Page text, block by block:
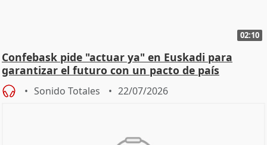
02:10
Confebask pide "actuar ya" en Euskadi para
garantizar el futuro con un pacto de país
Sonido Totales 22/07/2026